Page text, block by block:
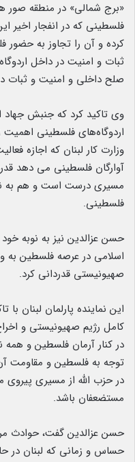
«برج شمالی» در منطقه صور
فلسطینی که در انفجار اخیر
کرده و آن را تجاوز به حضور
ثبات و امنیت در داخل
صلح داخلی و امنیت و ثبات
وی تاکید کرد که جنبش جهاد
اردوگاه‌های فلسطینی
وزارت کار لبنان که اجازه
آوارگان فلسطینی می دهد
مسیری درست است و هم به
فلسطینی.
حسن عزالدین نیز به نوبه
اسلامی در عرصه فلسطین به
صهیونیستی قدردانی کرد.
این نماینده پارلمان لبنان
کامل رژیم صهیونیستی و
در کنار آرمان فلسطین و
توجه به فلسطین و مقاومت
در حزب الله از مسیری
مستضعفان باشد.
حسن عزالدین گفت، حوادث
حساس و زمانی که لبنان در